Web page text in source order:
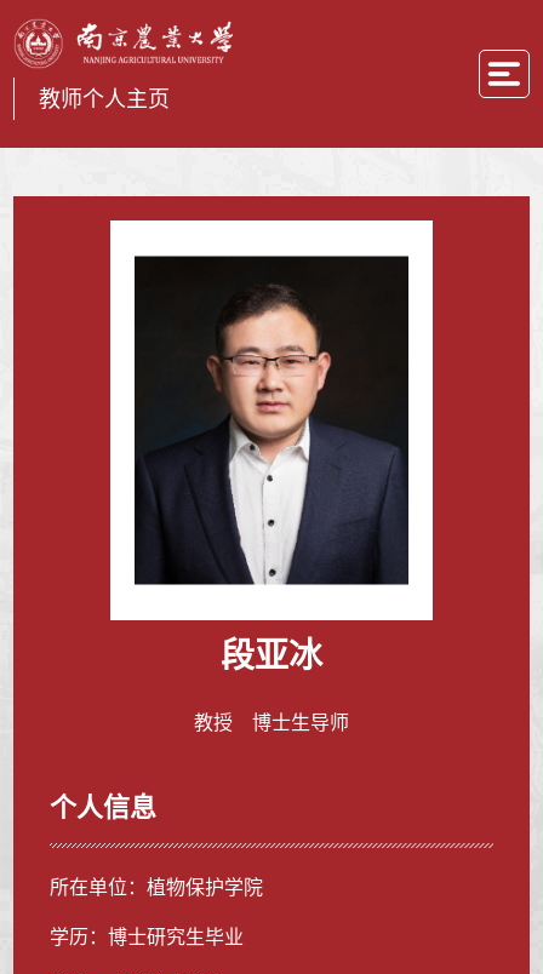
教师个人主页
段亚冰
教授 博士生导师
个人信息
所在单位：植物保护学院
学历：博士研究生毕业